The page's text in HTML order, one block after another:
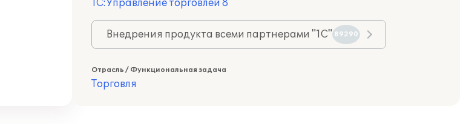
1С:Управление торговлей 8
Внедрения продукта всеми партнерами "1С" 89290
Отрасль / Функциональная задача
Торговля